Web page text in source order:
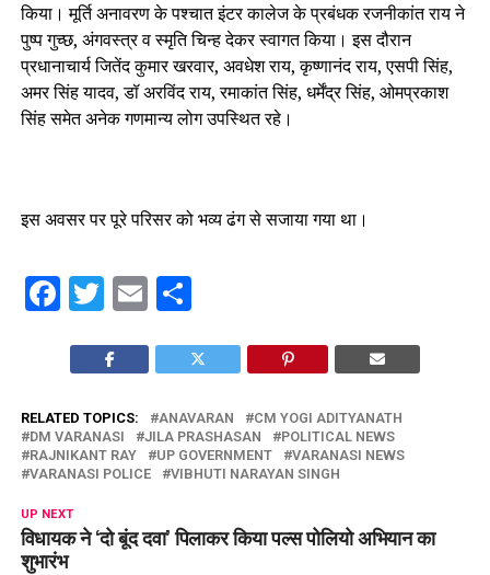
किया। मूर्ति अनावरण के पश्चात इंटर कालेज के प्रबंधक रजनीकांत राय ने
पुष्प गुच्छ, अंगवस्त्र व स्मृति चिन्ह देकर स्वागत किया। इस दौरान
प्रधानाचार्य जितेंद कुमार खरवार, अवधेश राय, कृष्णानंद राय, एसपी सिंह,
अमर सिंह यादव, डॉ अरविंद राय, रमाकांत सिंह, धर्मेंद्र सिंह, ओमप्रकाश
सिंह समेत अनेक गणमान्य लोग उपस्थित रहे।
इस अवसर पर पूरे परिसर को भव्य ढंग से सजाया गया था।
Facebook
Twitter
EmailShare
RELATED TOPICS: ANAVARAN
CM YOGI ADITYANATH
DM VARANASI
JILA PRASHASAN
POLITICAL NEWS
RAJNIKANT RAY
UP GOVERNMENT
VARANASI NEWS
VARANASI POLICE
VIBHUTI NARAYAN SINGH
UP NEXT
विधायक ने ‘दो बूंद दवा’ पिलाकर किया पल्स पोलियो अभियान का
शुभारंभ